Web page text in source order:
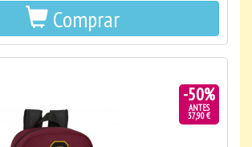
Comprar
-50%
ANTES
37,90 €